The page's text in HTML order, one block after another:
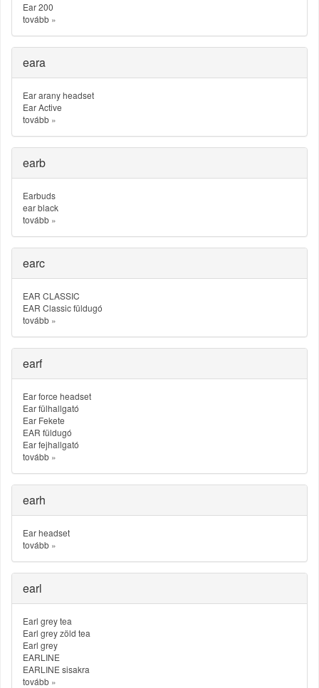
Ear 200
tovább »
eara
Ear arany headset
Ear Active
tovább »
earb
Earbuds
ear black
tovább »
earc
EAR CLASSIC
EAR Classic füldugó
tovább »
earf
Ear force headset
Ear fülhallgató
Ear Fekete
EAR füldugó
Ear fejhallgató
tovább »
earh
Ear headset
tovább »
earl
Earl grey tea
Earl grey zöld tea
Earl grey
EARLINE
EARLINE sisakra
tovább »